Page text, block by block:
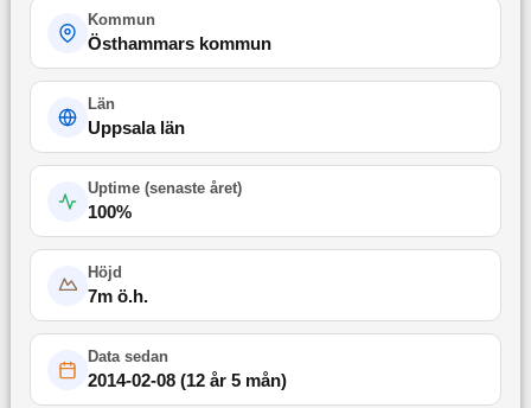
Kommun
Östhammars kommun
Län
Uppsala län
Uptime (senaste året)
100%
Höjd
7m ö.h.
Data sedan
2014-02-08(12 år 5 mån)